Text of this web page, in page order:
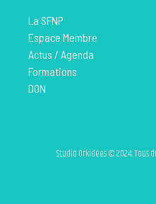
La SFNP
Espace Membre
Actus / Agenda
Formations
DON
Studio Orkidées © 2024. Tous